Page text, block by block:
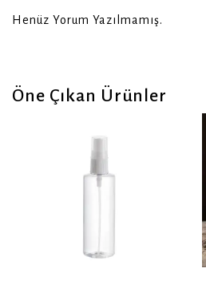
Henüz Yorum Yazılmamış.
Öne Çıkan Ürünler